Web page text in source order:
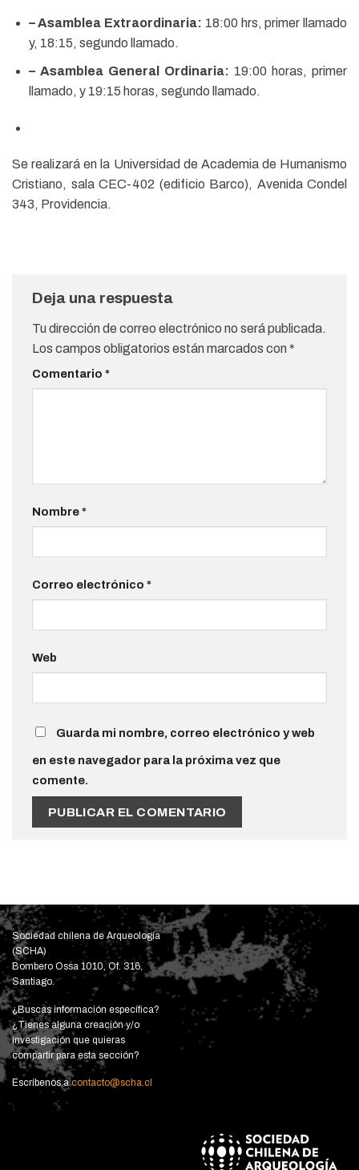
– Asamblea Extraordinaria: 18:00 hrs, primer llamado
y, 18:15, segundo llamado.
– Asamblea General Ordinaria: 19:00 horas, primer
llamado, y 19:15 horas, segundo llamado.
Se realizará en la Universidad de Academia de Humanismo
Cristiano, sala CEC-402 (edificio Barco), Avenida Condel
343, Providencia.
Deja una respuesta
Tu dirección de correo electrónico no será publicada.
Los campos obligatorios están marcados con *
Comentario *
Nombre*
Correo electrónico *
Web
Guarda mi nombre, correo electrónico y web
en este navegador para la próxima vez que
comente.
Sociedad chilena de Arqueología
(SCHA)
Bombero Ossa 1010, Of. 316,
Santiago.
¿Buscas información específica?
¿Tienes alguna creación y/o
investigación que quieras
compartir para esta sección?
Escríbenos acontacto@scha.cl